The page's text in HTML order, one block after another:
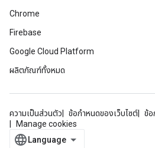
Chrome
Firebase
Google Cloud Platform
ผลิตภัณฑ์ทั้งหมด
ความเป็นส่วนตัว ข้อกำหนดของเว็บไซต์
ข้อ
Manage cookies